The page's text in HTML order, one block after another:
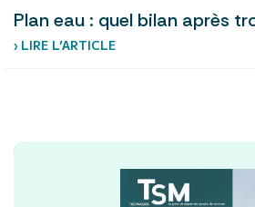
Plan eau : quel bilan après
› LIRE L’ARTICLE